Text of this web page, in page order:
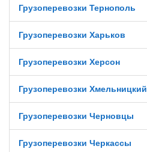
Грузоперевозки Тернополь
Грузоперевозки Харьков
Грузоперевозки Херсон
Грузоперевозки Хмельницкий
Грузоперевозки Черновцы
Грузоперевозки Черкассы